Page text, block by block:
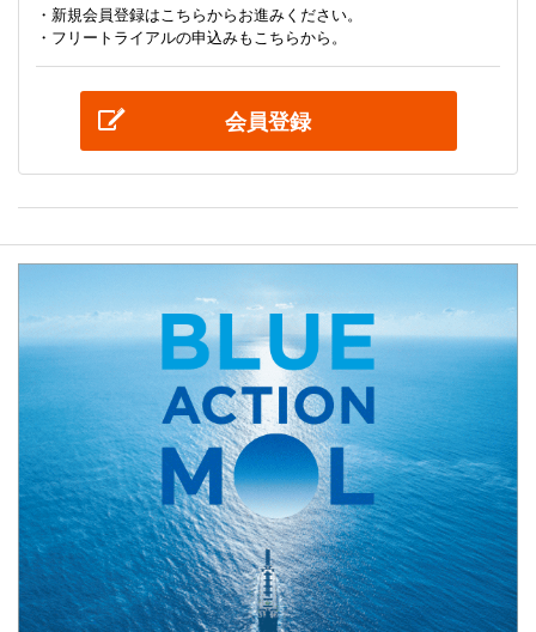
・新規会員登録はこちらからお進みください。
・フリートライアルの申込みもこちらから。
会員登録